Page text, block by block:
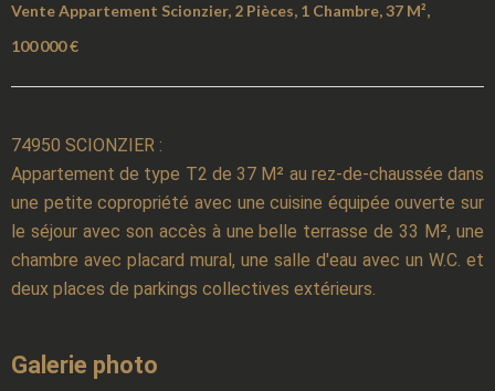
Vente Appartement Scionzier, 2 Pièces, 1 Chambre, 37 M²,
100 000 €
74950 SCIONZIER :
Appartement de type T2 de 37 M² au rez-de-chaussée dans
une petite copropriété avec une cuisine équipée ouverte sur
le séjour avec son accès à une belle terrasse de 33 M², une
chambre avec placard mural, une salle d'eau avec un W.C. et
deux places de parkings collectives extérieurs.
Galerie photo